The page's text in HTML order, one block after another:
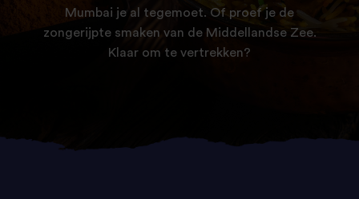
Mumbai je al tegemoet. Of proef je de
zongerijpte smaken van de Middellandse Zee.
Klaar om te vertrekken?